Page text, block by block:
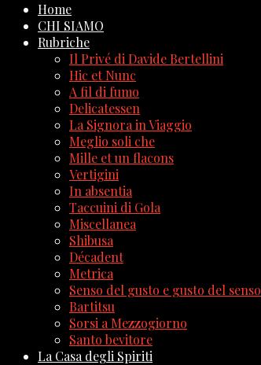
Home
CHI SIAMO
Rubriche
Il Privé di Davide Bertellini
Hic et Nunc
A fil di fumo
Delicatessen
La Signora in Viaggio
Meglio soli che
Mille et un flacons
Vertigini
In absentia
Taccuini di Gola
Miscellanea
Shibusa
Décadent
Metrica
Senso del gusto e gusto del senso
Bartitsu
Sorsi a Mezzogiorno
Santo bevitore
La Casa degli Spiriti